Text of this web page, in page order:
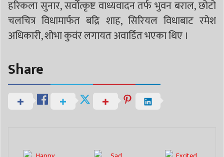
हरिकला सुनार, सर्वोत्कृष्ट वाध्यवादन तर्फ भुवन बराल, छोटो
चलचित्र विधामार्फत बद्रि शाह, सिरियल विधाबाट रमेश
अधिकारी, शोभा कुवंर लगायत अवार्डित भएका थिए ।
Share